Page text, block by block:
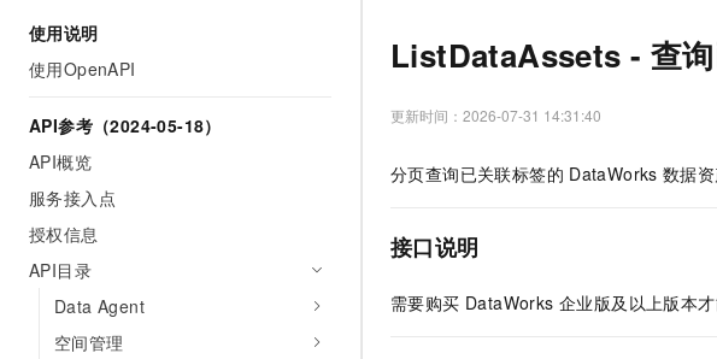
使用说明
使用OpenAPI
API参考（2024-05-18）
API概览
服务接入点
授权信息
API目录
Data Agent
空间管理
ListDataAssets - 查
更新时间： 2026-07-31 14:31:40
分页查询已关联标签的 DataWorks 数据资
接口说明
需要购买 DataWorks 企业版及以上版本才